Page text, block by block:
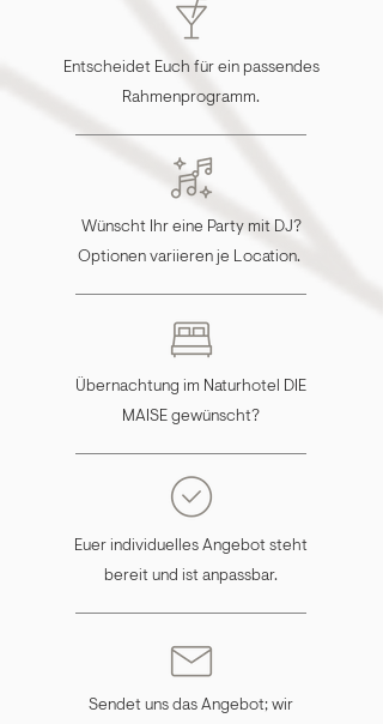
Entscheidet Euch für ein passendes
Rahmenprogramm.
Wünscht Ihr eine Party mit DJ?
Optionen variieren je Location.
Übernachtung im Naturhotel DIE
MAISE gewünscht?
Euer individuelles Angebot steht
bereit und ist anpassbar.
Sendet uns das Angebot; wir